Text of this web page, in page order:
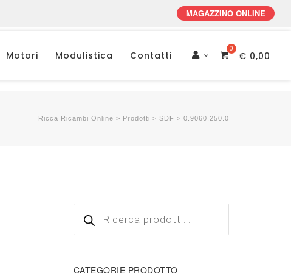
MAGAZZINO ONLINE
Motori Modulistica Contatti € 0,00
Ricca Ricambi Online > Prodotti > SDF > 0.9060.250.0
Products
search
CATEGORIE PRODOTTO